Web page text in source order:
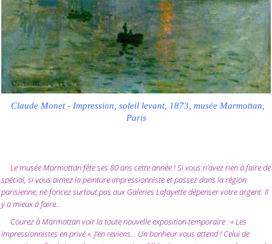
Claude Monet - Impression, soleil levant, 1873, musée Marmottan,
Paris
Le musée Marmottan fête ses 80 ans cette année ! Si vous n’avez rien à faire de
spécial, si vous aimez la peinture impressionniste et passez dans la région
parisienne, ne foncez surtout pas aux Galeries Lafayette dépenser votre argent. Il
y a mieux à faire…
Courez à Marmottan voir la toute nouvelle exposition temporaire : « Les
impressionnistes en privé ». J’en reviens… Un bonheur vous attend ! Celui de